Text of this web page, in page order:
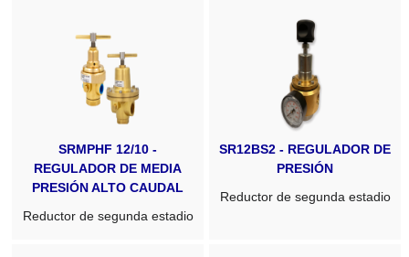
SRMPHF 12/10 -
REGULADOR DE MEDIA
PRESIÓN ALTO CAUDAL
Reductor de segunda estadio
SR12BS2 - REGULADOR DE
PRESIÓN
Reductor de segunda estadio